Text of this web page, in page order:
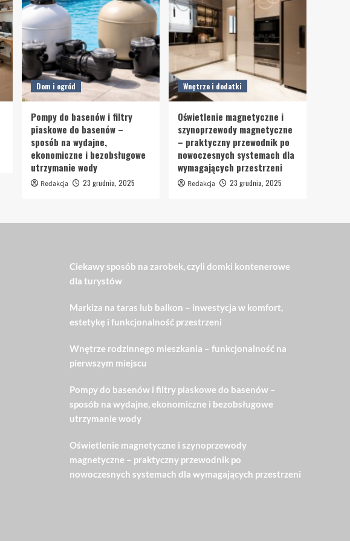
Dom i ogród
Pompy do basenów i filtry
piaskowe do basenów –
sposób na wydajne,
ekonomiczne i bezobsługowe
utrzymanie wody
Redakcja 23 grudnia, 2025
Wnętrze i dodatki
Oświetlenie magnetyczne i
szynoprzewody magnetyczne
– praktyczny przewodnik po
nowoczesnych systemach dla
wymagających przestrzeni
Redakcja 23 grudnia, 2025
Ciekawy sposób na zarobek, czyli domki kontenerowe
dla turystów
Markiza na taras lub balkon – inwestycja w komfort,
estetykę i funkcjonalność przestrzeni
Wnętrze rodzinnego mieszkania – funkcjonalność na
pierwszym miejscu
Pompy do basenów i filtry piaskowe do basenów –
sposób na wydajne, ekonomiczne i bezobsługowe
utrzymanie wody
Oświetlenie magnetyczne i szynoprzewody
magnetyczne – praktyczny przewodnik po
nowoczesnych systemach dla wymagających przestrzeni